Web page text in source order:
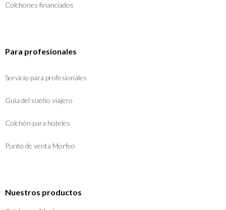
Colchones financiados
Para profesionales
Servicio para profesionales
Guía del sueño viajero
Colchón para hoteles
Punto de venta Morfeo
Nuestros productos